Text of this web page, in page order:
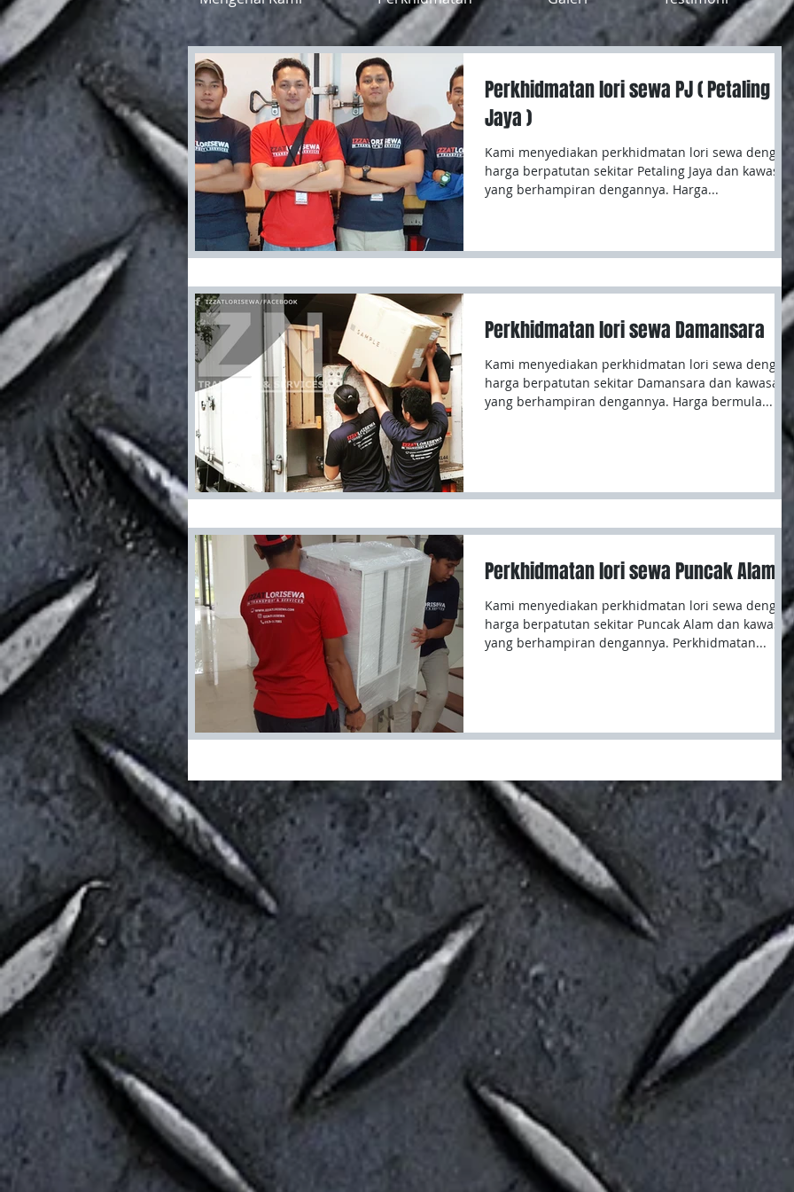
Perkhidmatan lori sewa PJ ( Petaling
Jaya )
Kami menyediakan perkhidmatan lori sewa dengan
harga berpatutan sekitar Petaling Jaya dan kawasan
yang berhampiran dengannya. Harga...
Perkhidmatan lori sewa Damansara
Kami menyediakan perkhidmatan lori sewa dengan
harga berpatutan sekitar Damansara dan kawasan
yang berhampiran dengannya. Harga bermula...
Perkhidmatan lori sewa Puncak Alam
Kami menyediakan perkhidmatan lori sewa dengan
harga berpatutan sekitar Puncak Alam dan kawasan
yang berhampiran dengannya. Perkhidmatan...